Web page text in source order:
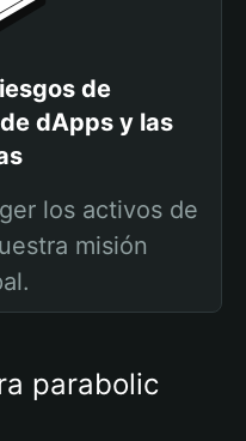
de
dApps y las
los activos de
misión
parabolic